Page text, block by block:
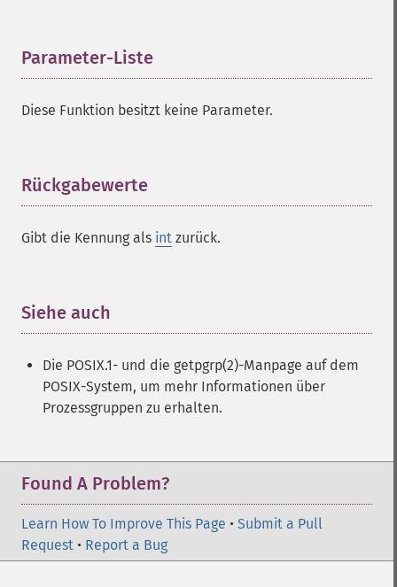
Parameter-Liste
Diese Funktion besitzt keine Parameter.
Rückgabewerte
Gibt die Kennung als int zurück.
Siehe auch
Die POSIX.1- und die getpgrp(2)-Manpage auf dem
POSIX-System, um mehr Informationen über
Prozessgruppen zu erhalten.
Found A Problem?
Learn How To Improve This Page • Submit a Pull
Request • Report a Bug